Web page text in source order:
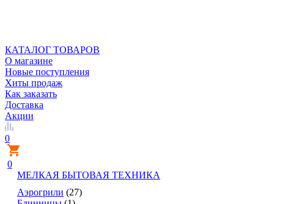
КАТАЛОГ ТОВАРОВ
О магазине
Новые поступления
Хиты продаж
Как заказать
Доставка
Акции
0
0
МЕЛКАЯ БЫТОВАЯ ТЕХНИКА
Аэрогрили (27)